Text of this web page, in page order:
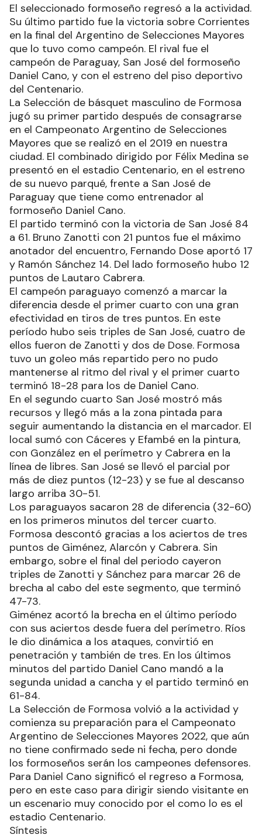
El seleccionado formoseño regresó a la actividad.
Su último partido fue la victoria sobre Corrientes
en la final del Argentino de Selecciones Mayores
que lo tuvo como campeón. El rival fue el
campeón de Paraguay, San José del formoseño
Daniel Cano, y con el estreno del piso deportivo
del Centenario.
La Selección de básquet masculino de Formosa
jugó su primer partido después de consagrarse
en el Campeonato Argentino de Selecciones
Mayores que se realizó en el 2019 en nuestra
ciudad. El combinado dirigido por Félix Medina se
presentó en el estadio Centenario, en el estreno
de su nuevo parqué, frente a San José de
Paraguay que tiene como entrenador al
formoseño Daniel Cano.
El partido terminó con la victoria de San José 84
a 61. Bruno Zanotti con 21 puntos fue el máximo
anotador del encuentro, Fernando Dose aportó 17
y Ramón Sánchez 14. Del lado formoseño hubo 12
puntos de Lautaro Cabrera.
El campeón paraguayo comenzó a marcar la
diferencia desde el primer cuarto con una gran
efectividad en tiros de tres puntos. En este
período hubo seis triples de San José, cuatro de
ellos fueron de Zanotti y dos de Dose. Formosa
tuvo un goleo más repartido pero no pudo
mantenerse al ritmo del rival y el primer cuarto
terminó 18-28 para los de Daniel Cano.
En el segundo cuarto San José mostró más
recursos y llegó más a la zona pintada para
seguir aumentando la distancia en el marcador. El
local sumó con Cáceres y Efambé en la pintura,
con González en el perímetro y Cabrera en la
línea de libres. San José se llevó el parcial por
más de diez puntos (12-23) y se fue al descanso
largo arriba 30-51.
Los paraguayos sacaron 28 de diferencia (32-60)
en los primeros minutos del tercer cuarto.
Formosa descontó gracias a los aciertos de tres
puntos de Giménez, Alarcón y Cabrera. Sin
embargo, sobre el final del periodo cayeron
triples de Zanotti y Sánchez para marcar 26 de
brecha al cabo del este segmento, que terminó
47-73.
Giménez acortó la brecha en el último período
con sus aciertos desde fuera del perímetro. Ríos
le dio dinámica a los ataques, convirtió en
penetración y también de tres. En los últimos
minutos del partido Daniel Cano mandó a la
segunda unidad a cancha y el partido terminó en
61-84.
La Selección de Formosa volvió a la actividad y
comienza su preparación para el Campeonato
Argentino de Selecciones Mayores 2022, que aún
no tiene confirmado sede ni fecha, pero donde
los formoseños serán los campeones defensores.
Para Daniel Cano significó el regreso a Formosa,
pero en este caso para dirigir siendo visitante en
un escenario muy conocido por el como lo es el
estadio Centenario.
Síntesis